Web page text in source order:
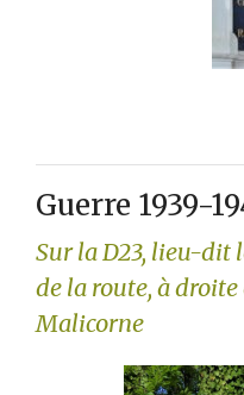
Guerre 1939-
Sur la D23, lieu-dit
de la route, à
Malicorne